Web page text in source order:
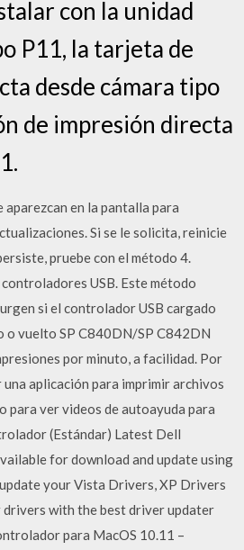
con la unidad
P11, la tarjeta de
desde cámara tipo
de impresión directa
en la pantalla para
Si se le solicita, reinicie
pruebe con el método 4.
USB. Este método
si el controlador USB cargado
o vuelto SP C840DN/SP C842DN
por minuto, a facilidad. Por
una aplicación para imprimir archivos
para ver videos de autoayuda para
(Estándar) Latest Dell
for download and update using
your Vista Drivers, XP Drivers
drivers with the best driver updater
para MacOS 10.11 –